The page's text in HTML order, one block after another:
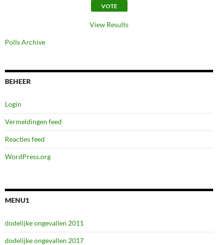
View Results
Polls Archive
BEHEER
Login
Vermeldingen feed
Reacties feed
WordPress.org
MENU1
dodelijke ongevallen 2011
dodelijke ongevallen 2017